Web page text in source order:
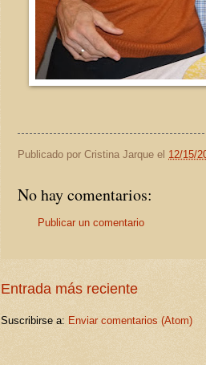
Publicado por Cristina Jarque el 12/15/
No hay comentarios:
Publicar un comentario
Entrada más reciente
Suscribirse a: Enviar comentarios (Atom)